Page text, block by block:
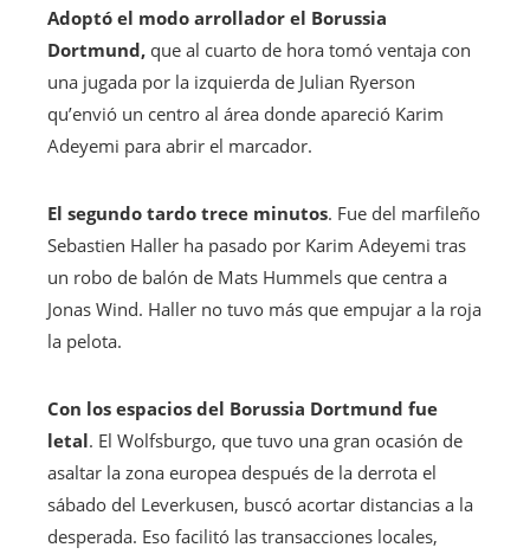
Adoptó el modo arrollador el Borussia
Dortmund, que al cuarto de hora tomó ventaja con
una jugada por la izquierda de Julian Ryerson
qu’envió un centro al área donde apareció Karim
Adeyemi para abrir el marcador.
El segundo tardo trece minutos. Fue del marfileño
Sebastien Haller ha pasado por Karim Adeyemi tras
un robo de balón de Mats Hummels que centra a
Jonas Wind. Haller no tuvo más que empujar a la roja
la pelota.
Con los espacios del Borussia Dortmund fue
letal. El Wolfsburgo, que tuvo una gran ocasión de
asaltar la zona europea después de la derrota el
sábado del Leverkusen, buscó acortar distancias a la
desperada. Eso facilitó las transacciones locales,